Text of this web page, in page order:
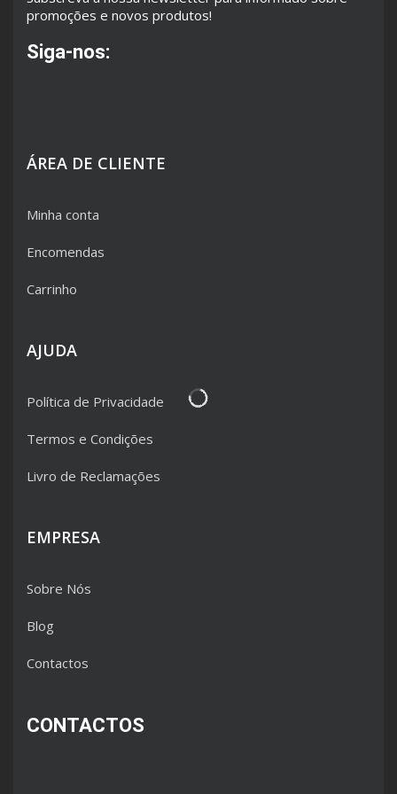
promoções e novos produtos!
Siga-nos:
ÁREA DE CLIENTE
Minha conta
Encomendas
Carrinho
AJUDA
Política de Privacidade
Termos e Condições
Livro de Reclamações
EMPRESA
Sobre Nós
Blog
Contactos
CONTACTOS